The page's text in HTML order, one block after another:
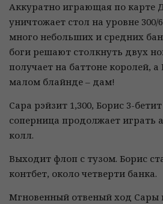
Аккуратно играющая по карте
уничтожает стол на уровне 300/
много небольших и средних
боги решают столкнуть двух
получает на баттоне королей,
малом блайнде – дам!
Сара рэйзит 1,300, Борис 3-
соперница продолжает играть
колл.
Выходит флоп с тузом. Борис
контбет, около четверти банка.
Мгновенный отвеный ход Сары